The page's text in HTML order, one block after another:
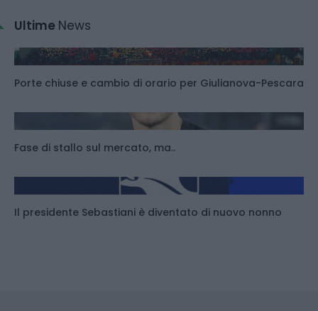
Ultime News
Porte chiuse e cambio di orario per Giulianova-Pescara
Fase di stallo sul mercato, ma..
Il presidente Sebastiani è diventato di nuovo nonno